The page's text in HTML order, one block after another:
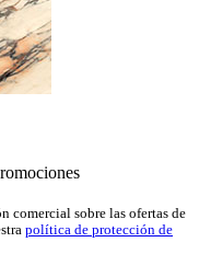
comercial sobre las ofertas de
política de protección de